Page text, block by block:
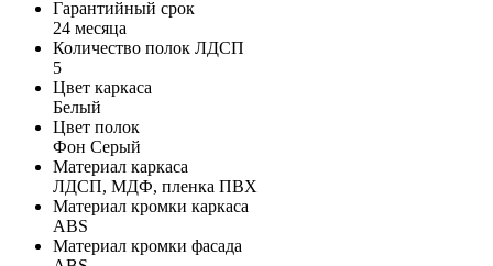
Гарантийный срок
24 месяца
Количество полок ЛДСП
5
Цвет каркаса
Белый
Цвет полок
Фон Серый
Материал каркаса
ЛДСП, МДФ, пленка ПВХ
Материал кромки каркаса
ABS
Материал кромки фасада